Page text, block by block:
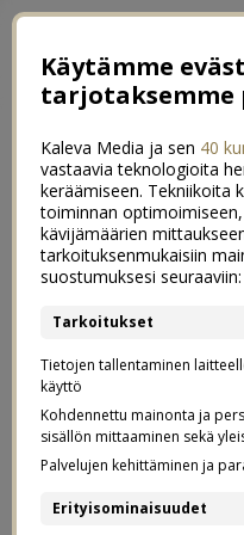
Aineeton
vuodeksi |
joulutarjous
10.12.2023
Kaupallinen yhteistyö:
Rakastan antaa
Käytämme
tarjotaksemme
Kaleva Media ja sen 40
vastaavia teknologioita
keräämiseen. Tekniikoita
toiminnan
kävijämäärien
tarkoituksenmukaisiin
suostumuksesi seuraaviin:
Tarkoitukset
Tietojen tallentaminen
käyttö
Kohdennettu mainonta ja
sisällön mittaaminen sekä
Palvelujen kehittäminen ja
Erityisominaisuudet